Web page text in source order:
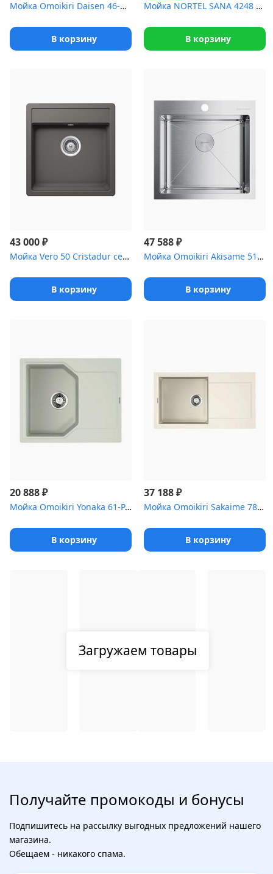
Мойка Omoikiri Daisen 46-BL Artgranit/черный
В корзину
Мойка NORTEL SANA 4248 GR
В корзину
43 000₽
Мойка Vero 50 Cristadur серебристый камень
В корзину
47 588₽
Мойка Omoikiri Akisame 51-IN нерж.сталь/нержавеющая сталь
В корзину
20 888₽
Мойка Omoikiri Yonaka 61-PA Artgranit/пастила
В корзину
37 188₽
Мойка Omoikiri Sakaime 78-LB-WH Tetogranit/белый
В корзину
Загружаем товары
Получайте промокоды и бонусы
Подпишитесь на рассылку выгодных предложений нашего
магазина.
Обещаем - никакого спама.